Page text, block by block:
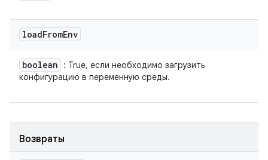
loadFromEnv
boolean
: True, если необходимо загрузить
конфигурацию в переменную среды.
Возвраты